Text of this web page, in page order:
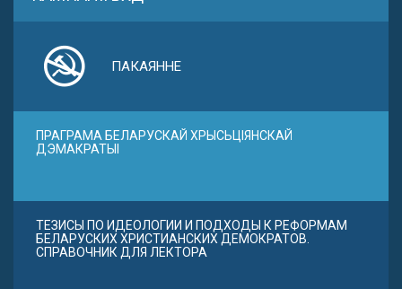
ПАКАЯННЕ
ПРАГРАМА БЕЛАРУСКАЙ ХРЫСЬЦІЯНСКАЙ
ДЭМАКРАТЫІ
ТЕЗИСЫ ПО ИДЕОЛОГИИ И ПОДХОДЫ К РЕФОРМАМ
БЕЛАРУСКИХ ХРИСТИАНСКИХ ДЕМОКРАТОВ.
СПРАВОЧНИК ДЛЯ ЛЕКТОРА